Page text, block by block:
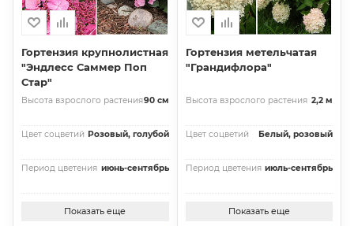
Гортензия крупнолистная
"Эндлесс Саммер Поп
Стар"
Высота взрослого растения90 см
Цвет соцветий Розовый, голубой
Период цветения июнь-сентябрь
Показать еще
Гортензия метельчатая
"Грандифлора"
Высота взрослого растения 2,2 м
Цвет соцветий Белый, розовый
Период цветения июль-сентябрь
Показать еще